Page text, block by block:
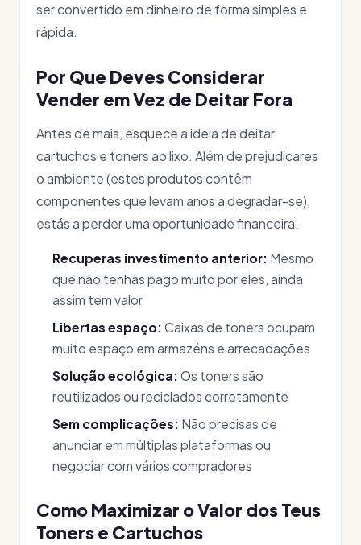
ser convertido em dinheiro de forma simples e
rápida.
Por Que Deves Considerar
Vender em Vez de Deitar Fora
Antes de mais, esquece a ideia de deitar
cartuchos e toners ao lixo. Além de prejudicares
o ambiente (estes produtos contêm
componentes que levam anos a degradar-se),
estás a perder uma oportunidade financeira.
Recuperas investimento anterior: Mesmo
que não tenhas pago muito por eles, ainda
assim tem valor
Libertas espaço: Caixas de toners ocupam
muito espaço em armazéns e arrecadações
Solução ecológica: Os toners são
reutilizados ou reciclados corretamente
Sem complicações: Não precisas de
anunciar em múltiplas plataformas ou
negociar com vários compradores
Como Maximizar o Valor dos Teus
Toners e Cartuchos